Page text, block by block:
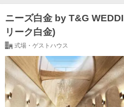
ニーズ白金 by T&G
リーク白金)
式場・ゲストハウス